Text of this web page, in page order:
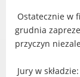
Ostatecznie w
grudnia
przyczyn
Jury w